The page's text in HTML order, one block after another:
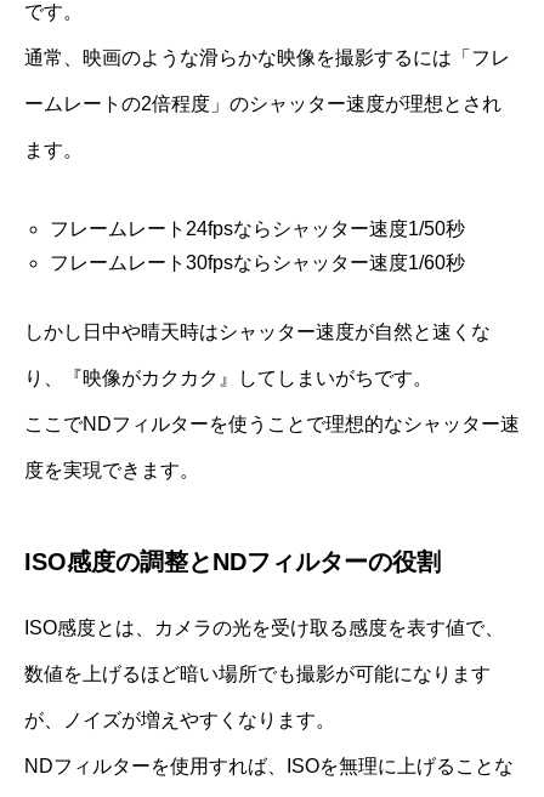
です。
通常、映画のような滑らかな映像を撮影するには「フレ
ームレートの2倍程度」のシャッター速度が理想とされ
ます。
フレームレート24fpsならシャッター速度1/50秒
フレームレート30fpsならシャッター速度1/60秒
しかし日中や晴天時はシャッター速度が自然と速くな
り、『映像がカクカク』してしまいがちです。
ここでNDフィルターを使うことで理想的なシャッター速
度を実現できます。
ISO感度の調整とNDフィルターの役割
ISO感度とは、カメラの光を受け取る感度を表す値で、
数値を上げるほど暗い場所でも撮影が可能になります
が、ノイズが増えやすくなります。
NDフィルターを使用すれば、ISOを無理に上げることな